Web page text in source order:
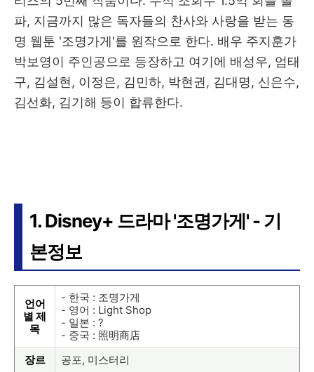
파, 지금까지 많은 독자들의 찬사와 사랑을 받는 동
명 웹툰 '조명가게'를 원작으로 한다. 배우 주지훈가
박보영이 주인공으로 등장하고 여기에 배성우, 엄태
구, 김설현, 이정은, 김민하, 박현권, 김대명, 신은수,
김선화, 김기해 등이 합류한다.
1. Disney+ 드라마 '조명가게' - 기
본정보
언어
별 제
목
- 한국 : 조명가게
- 영어 : Light Shop
- 일본 : ?
- 중국 : 照明商店
장르
공포, 미스터리